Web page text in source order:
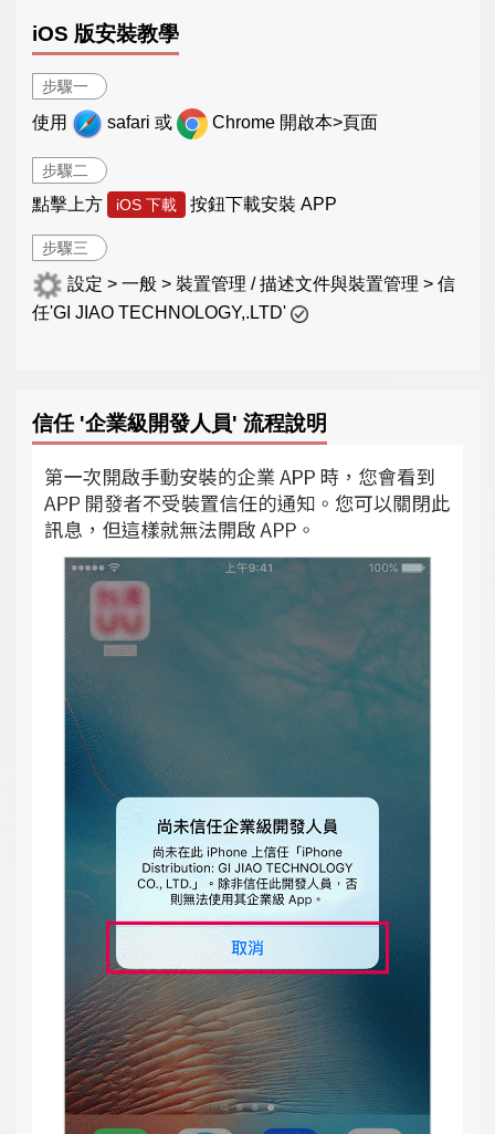
iOS 版安裝教學
步驟一
使用 safari 或 Chrome 開啟本>頁面
步驟二
點擊上方 iOS 下載 按鈕下載安裝 APP
步驟三
設定 > 一般 > 裝置管理 / 描述文件與裝置管理 > 信
任'GI JIAO TECHNOLOGY,.LTD'
信任 '企業級開發人員' 流程說明